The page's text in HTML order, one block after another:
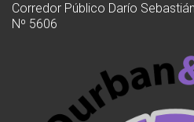
Corredor Público Darío
Nº 5606